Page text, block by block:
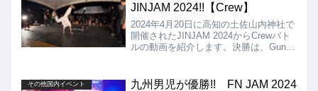
JINJAM 2024!!【Crew】
2024年4月20日に高知の土佐山内神社で
開催されたJINJAM 2024からCrewバト
ルの動画を紹介します。決勝は、Gun
SPINCREWが優勝となりました!!
その他国内イベント
九州男児が優勝!! FN JAM 2024